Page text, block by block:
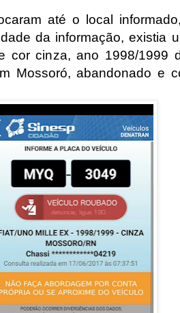
até o local
da informação, existia
cor cinza, ano 1998/1999
Mossoró, abandonado e